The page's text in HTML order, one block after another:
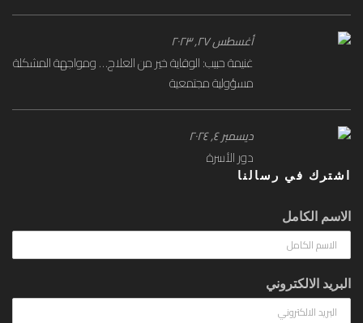
أغسطس ۲۷, ۲۰۲۳
غنيمة حبيب: الوقاية خير من العلاج… ومواجهة المشكلة
مسؤولية مجتمعية
ديسمبر ٤, ۲۰۲٤
دور الأسرة
اشترك في رسالنا
الاسم الكامل
البريد الالكتروني